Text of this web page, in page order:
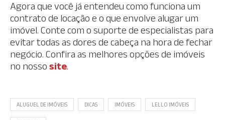
Agora que você já entendeu como funciona um
contrato de locação e o que envolve alugar um
imóvel. Conte com o suporte de especialistas para
evitar todas as dores de cabeça na hora de fechar
negócio. Confira as melhores opções de imóveis
no nosso site.
ALUGUEL DE IMÓVEIS DICAS IMÓVEIS LELLO IMÓVEIS